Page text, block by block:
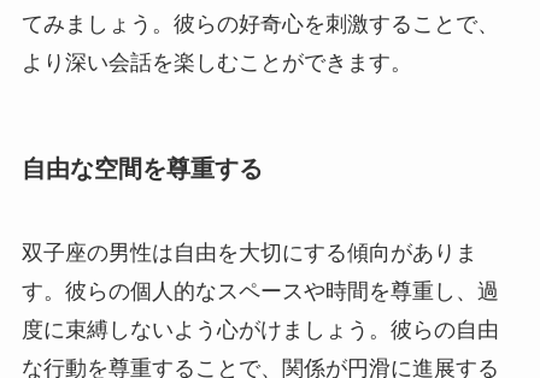
てみましょう。彼らの好奇心を刺激することで、
より深い会話を楽しむことができます。
自由な空間を尊重する
双子座の男性は自由を大切にする傾向がありま
す。彼らの個人的なスペースや時間を尊重し、過
度に束縛しないよう心がけましょう。彼らの自由
な行動を尊重することで、関係が円滑に進展する